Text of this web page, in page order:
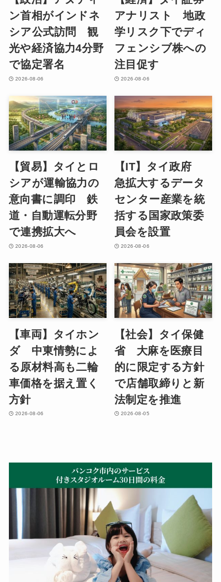
ン首相がインドネ
シア公式訪問 観
光や経済協力4分野
で協定署名
2026-08-06
アナリスト 地政
学リスク下でディ
フェンシブ株への
注目促す
2026-08-06
【貿易】タイとロ
シアが運輸協力の
意向書に調印 鉄
道・自動運転分野
で連携拡大へ
2026-08-06
【IT】タイ政府
急拡大するデータ
センター産業を統
括する国家政策委
員会を設置
2026-08-06
【車両】タイホン
ダ 中東情勢によ
る原材料高も二輪
車価格を据え置く
方針
2026-08-06
【社会】タイ保健
省 大麻を医療目
的に限定する方針
で店舗取締りと新
法制定を推進
2026-08-05